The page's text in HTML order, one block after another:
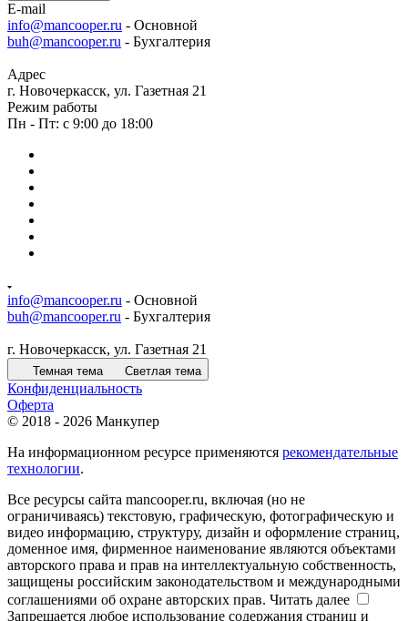
E-mail
info@mancooper.ru - Основной
buh@mancooper.ru - Бухгалтерия
Адрес
г. Новочеркасск, ул. Газетная 21
Режим работы
Пн - Пт: с 9:00 до 18:00
info@mancooper.ru - Основной
buh@mancooper.ru - Бухгалтерия
г. Новочеркасск, ул. Газетная 21
Темная тема Светлая тема
Конфиденциальность
Оферта
© 2018 - 2026 Манкупер
На информационном ресурсе применяются рекомендательные
технологии.
Все ресурсы сайта mancooper.ru, включая (но не
ограничиваясь) текстовую, графическую, фотографическую и
видео информацию, структуру, дизайн и оформление страниц,
доменное имя, фирменное наименование являются объектами
авторского права и прав на интеллектуальную собственность,
защищены российским законодательством и международными
соглашениями об охране авторских прав. Читать далее
Запрещается любое использование содержания страниц и